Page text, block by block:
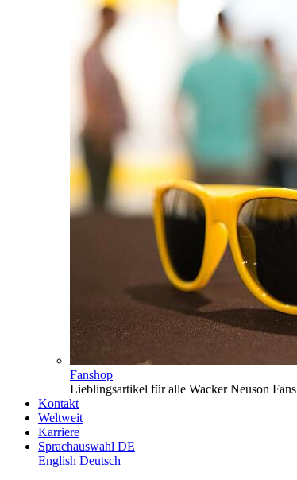
Fanshop
Lieblingsartikel für alle Wacker Neuson Fans
Kontakt
Weltweit
Karriere
Sprachauswahl DE
English Deutsch